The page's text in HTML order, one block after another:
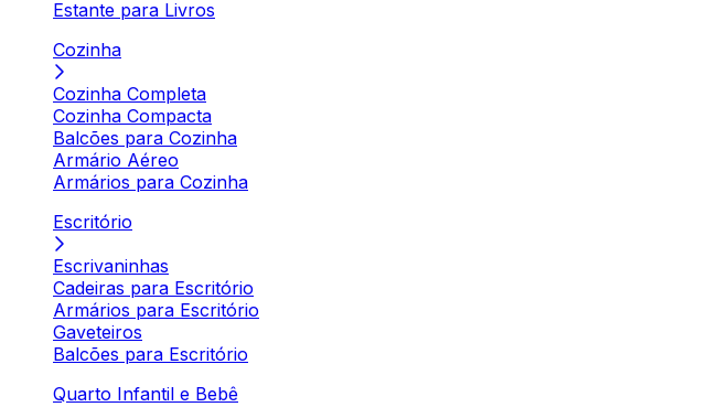
Estante para Livros
Cozinha
Cozinha Completa
Cozinha Compacta
Balcões para Cozinha
Armário Aéreo
Armários para Cozinha
Escritório
Escrivaninhas
Cadeiras para Escritório
Armários para Escritório
Gaveteiros
Balcões para Escritório
Quarto Infantil e Bebê